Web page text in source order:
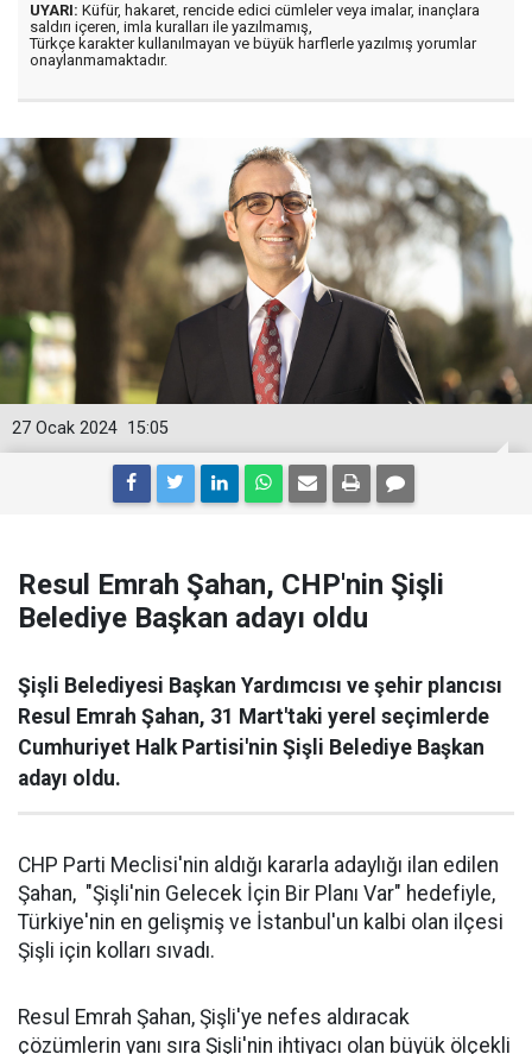
UYARI: Küfür, hakaret, rencide edici cümleler veya imalar, inançlara
saldırı içeren, imla kuralları ile yazılmamış,
Türkçe karakter kullanılmayan ve büyük harflerle yazılmış yorumlar
onaylanmamaktadır.
15:05
27 Ocak 2024
Resul Emrah Şahan, CHP'nin Şişli
Belediye Başkan adayı oldu
Şişli Belediyesi Başkan Yardımcısı ve şehir plancısı
Resul Emrah Şahan, 31 Mart'taki yerel seçimlerde
Cumhuriyet Halk Partisi'nin Şişli Belediye Başkan
adayı oldu.
CHP Parti Meclisi'nin aldığı kararla adaylığı ilan edilen
Şahan, "Şişli'nin Gelecek İçin Bir Planı Var" hedefiyle,
Türkiye'nin en gelişmiş ve İstanbul'un kalbi olan ilçesi
Şişli için kolları sıvadı.
Resul Emrah Şahan, Şişli'ye nefes aldıracak
çözümlerin yanı sıra Şişli'nin ihtiyacı olan büyük ölçekli